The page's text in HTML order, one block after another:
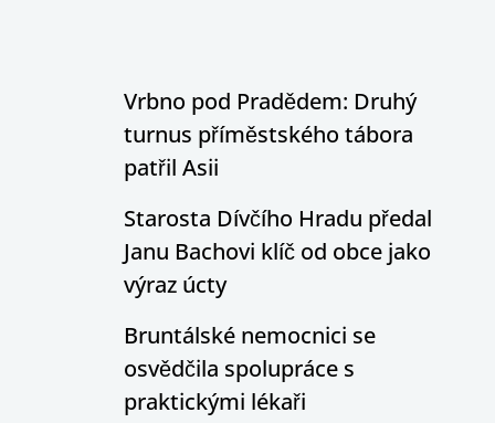
Vrbno pod Pradědem: Druhý
turnus příměstského tábora
patřil Asii
Starosta Dívčího Hradu předal
Janu Bachovi klíč od obce jako
výraz úcty
Bruntálské nemocnici se
osvědčila spolupráce s
praktickými lékaři